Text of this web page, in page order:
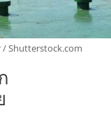
/ Shutterstock.com